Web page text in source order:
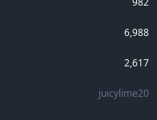
6,988
2,617
juicylime20